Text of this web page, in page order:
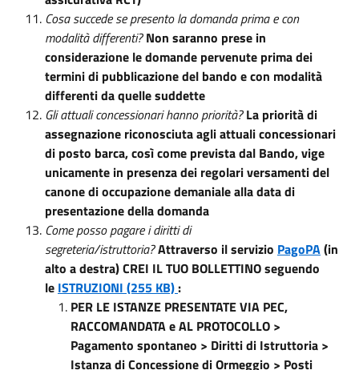
Cosa succede se presento la domanda prima e con
modalità differenti? Non saranno prese in
considerazione le domande pervenute prima dei
termini di pubblicazione del bando e con modalità
differenti da quelle suddette
Gli attuali concessionari hanno priorità? La priorità di
assegnazione riconosciuta agli attuali concessionari
di posto barca, così come prevista dal Bando, vige
unicamente in presenza dei regolari versamenti del
canone di occupazione demaniale alla data di
presentazione della domanda
Come posso pagare i diritti di
segreteria/istruttoria?Attraverso il servizio PagoPA(in
alto a destra) CREI IL TUO BOLLETTINO seguendo
le ISTRUZIONI (255 KB):
PER LE ISTANZE PRESENTATE VIA PEC,
RACCOMANDATA e AL PROTOCOLLO >
Pagamento spontaneo > Diritti di Istruttoria >
Istanza di Concessione di Ormeggio > Posti